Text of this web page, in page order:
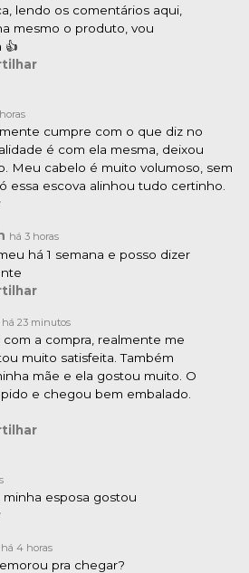
lendo os comentários aqui,
mesmo o produto, vou
👍
cumpre com o que diz no
é com ela mesma, deixou
Meu cabelo é muito volumoso, sem
essa escova alinhou tudo certinho.
há 3 horas
há 1 semana e posso dizer
há 23 minutos
com a compra, realmente me
muito satisfeita. Também
mãe e ela gostou muito. O
e chegou bem embalado.
esposa gostou
há 4 horas
pra chegar?